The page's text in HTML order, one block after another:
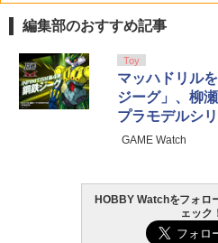
￥1,380
編集部のおすすめ記事
Toy
マッハドリル
ジーグ」、柳
プラモデルシ
弾として登場
GAME Watch
HOBBY Watchをフォロ
ェック！